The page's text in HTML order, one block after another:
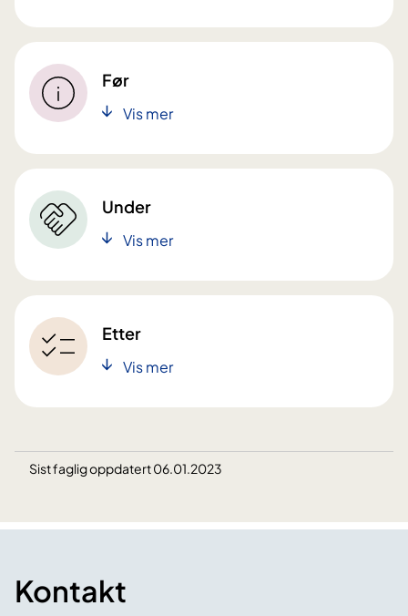
Før
Vis mer
Under
Vis mer
Etter
Vis mer
Sist faglig oppdatert 06.01.2023
Kontakt